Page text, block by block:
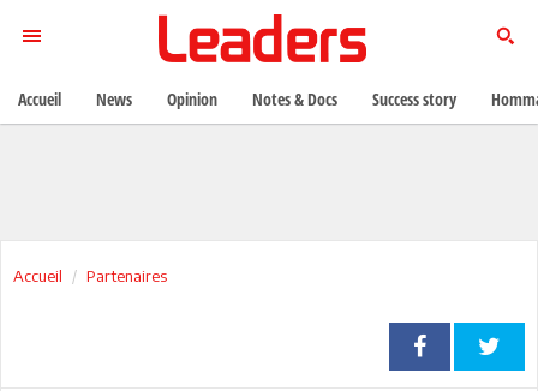
Accueil Partenaires
Accueil News Opinion Notes & Docs Success story